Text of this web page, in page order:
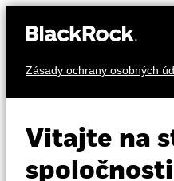
Zásady ochrany osobných
Vitajte na
VzdelávanieAAA-